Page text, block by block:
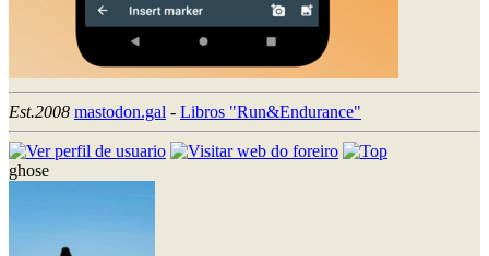
Est.2008 mastodon.gal - Libros "Run&Endurance"
ghose